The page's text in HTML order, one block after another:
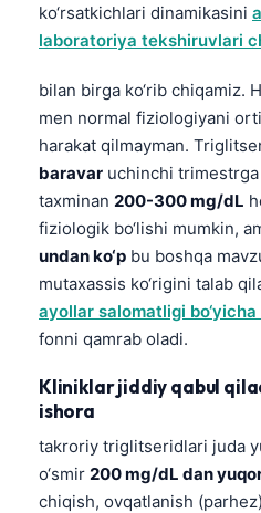
ko‘rsatkichlari dinamikasini
laboratoriya tekshiruvlari
bilan birga ko‘rib chiqamiz.
men normal fiziologiyani
harakat qilmayman.
baravar uchinchi
taxminan 200-300 mg/dL
fiziologik bo‘lishi mumkin,
undan ko‘p bu boshqa
mutaxassis ko‘rigini talab
ayollar salomatligi bo‘yicha
fonni qamrab oladi.
Kliniklar jiddiy qabul
ishora
takroriy triglitseridlari juda
o‘smir 200 mg/dL dan
chiqish, ovqatlanish